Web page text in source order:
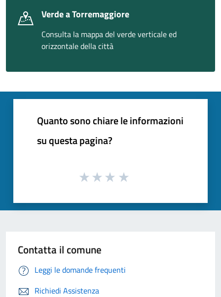
Verde a Torremaggiore
Consulta la mappa del verde verticale ed
orizzontale della città
Quanto sono chiare le informazioni
su questa pagina?
Contatta il comune
Leggi le domande frequenti
Richiedi Assistenza